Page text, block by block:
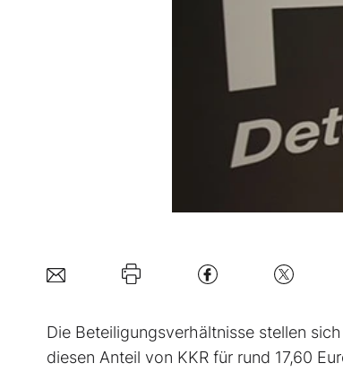
Die Beteiligungsverhältnisse stellen
diesen Anteil von KKR für rund 17,60